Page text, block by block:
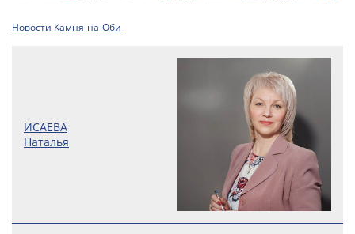
Новости Камня-на-Оби
ИСАЕВА
Наталья